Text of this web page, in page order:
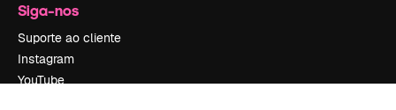
Siga-nos
Suporte ao cliente
Instagram
YouTube